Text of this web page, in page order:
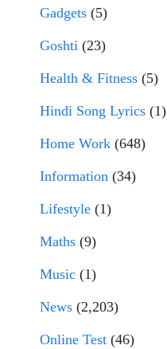
Gadgets (5)
Goshti (23)
Health & Fitness (5)
Hindi Song Lyrics (1)
Home Work (648)
Information (34)
Lifestyle (1)
Maths (9)
Music (1)
News (2,203)
Online Test (46)